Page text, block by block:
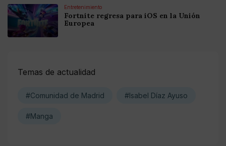
Entretenimiento
Fortnite regresa para iOS en la Unión
Europea
Temas de actualidad
#Comunidad de Madrid #Isabel Díaz Ayuso
#Manga